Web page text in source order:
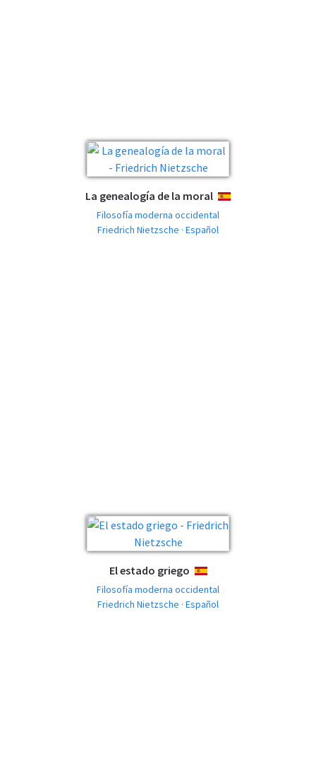
La genealogía de la moral ESPAÑOL
Filosofía moderna occidental
Friedrich Nietzsche · Español
El estado griego ESPAÑOL
Filosofía moderna occidental
Friedrich Nietzsche · Español